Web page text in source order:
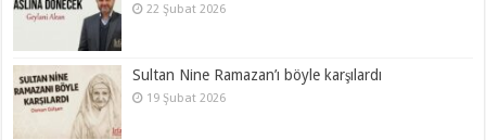
22 Şubat 2026
Sultan Nine Ramazan’ı böyle karşılardı
19 Şubat 2026